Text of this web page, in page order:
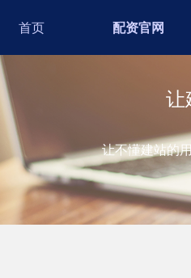
首页 配资官网
让
让不懂建站的